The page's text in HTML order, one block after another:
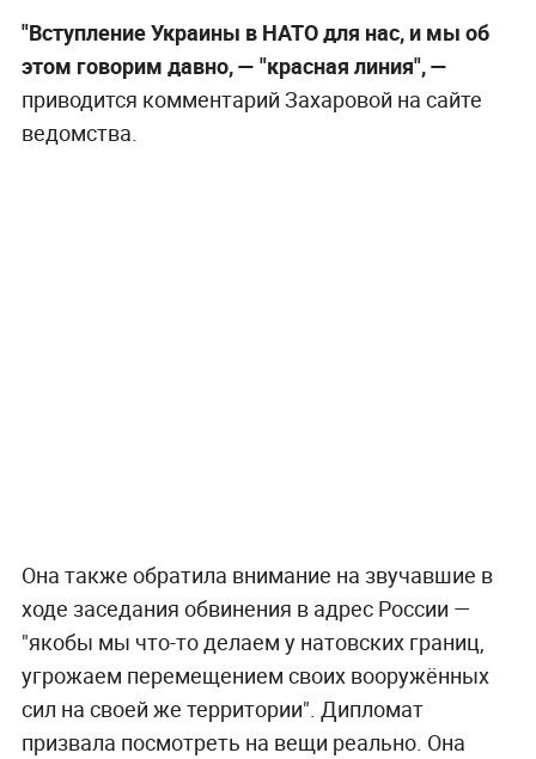
"Вступление Украины в НАТО для нас, и мы об
этом говорим давно, — "красная линия", —
приводится комментарий Захаровой на сайте
ведомства.
Она также обратила внимание на звучавшие в
ходе заседания обвинения в адрес России —
"якобы мы что-то делаем у натовских границ,
угрожаем перемещением своих вооружённых
сил на своей же территории". Дипломат
призвала посмотреть на вещи реально. Она